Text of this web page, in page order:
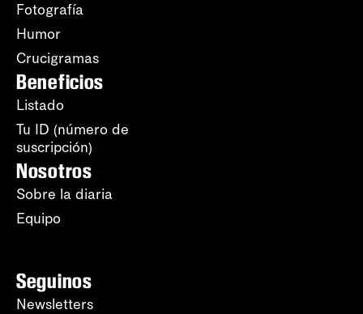
Fotografía
Humor
Crucigramas
Beneficios
Listado
Tu ID (número de
suscripción)
Nosotros
Sobre la diaria
Equipo
Seguinos
Newsletters